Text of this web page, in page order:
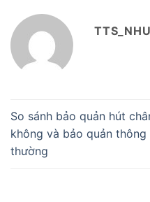
So sánh bảo quản hút
không và bảo quản thông
thường